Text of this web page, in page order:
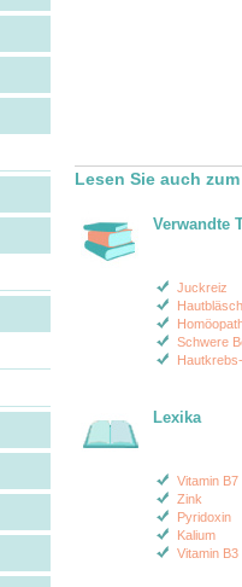
Lesen Sie auch
Verwandte
Juckreiz
Schwere
Lexika
Vitamin B7
Zink
Pyridoxin
Kalium
Vitamin B3